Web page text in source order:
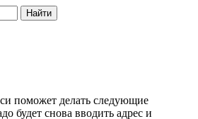
Найти
поможет делать следующие
будет снова вводить адрес и